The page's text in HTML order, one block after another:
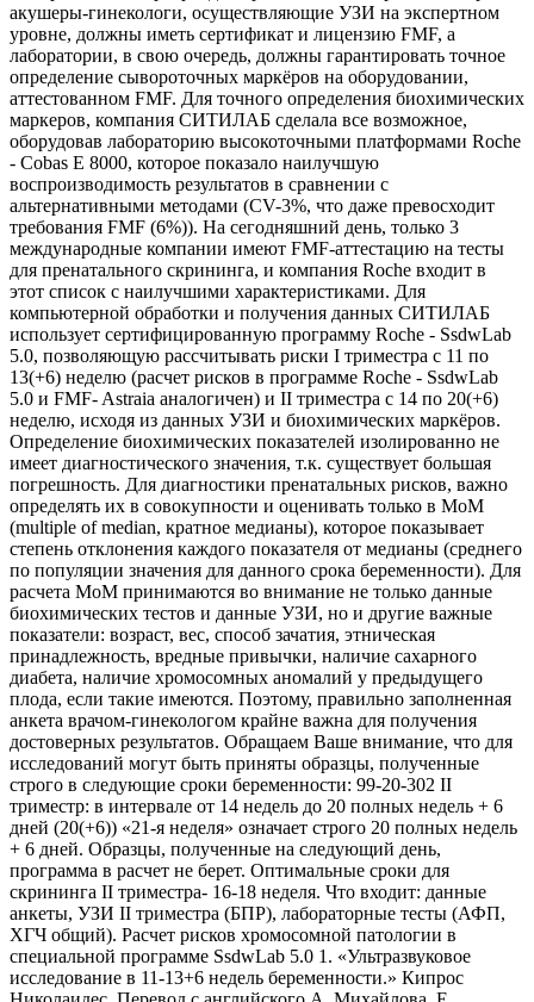
акушеры-гинекологи, осуществляющие УЗИ на экспертном
уровне, должны иметь сертификат и лицензию FMF, а
лаборатории, в свою очередь, должны гарантировать точное
определение сывороточных маркёров на оборудовании,
аттестованном FMF. Для точного определения биохимических
маркеров, компания СИТИЛАБ сделала все возможное,
оборудовав лабораторию высокоточными платформами Roche
- Cobas Е 8000, которое показало наилучшую
воспроизводимость результатов в сравнении с
альтернативными методами (CV-3%, что даже превосходит
требования FMF (6%)). На сегодняшний день, только 3
международные компании имеют FMF-аттестацию на тесты
для пренатального скрининга, и компания Roche входит в
этот список с наилучшими характеристиками. Для
компьютерной обработки и получения данных СИТИЛАБ
использует сертифицированную программу Roche - SsdwLab
5.0, позволяющую рассчитывать риски I триместра с 11 по
13(+6) неделю (расчет рисков в программе Roche - SsdwLab
5.0 и FMF- Astraia аналогичен) и II триместра с 14 по 20(+6)
неделю, исходя из данных УЗИ и биохимических маркёров.
Определение биохимических показателей изолированно не
имеет диагностического значения, т.к. существует большая
погрешность. Для диагностики пренатальных рисков, важно
определять их в совокупности и оценивать только в MoM
(multiple of median, кратное медианы), которое показывает
степень отклонения каждого показателя от медианы (среднего
по популяции значения для данного срока беременности). Для
расчета MoM принимаются во внимание не только данные
биохимических тестов и данные УЗИ, но и другие важные
показатели: возраст, вес, способ зачатия, этническая
принадлежность, вредные привычки, наличие сахарного
диабета, наличие хромосомных аномалий у предыдущего
плода, если такие имеются. Поэтому, правильно заполненная
анкета врачом-гинекологом крайне важна для получения
достоверных результатов. Обращаем Ваше внимание, что для
исследований могут быть приняты образцы, полученные
строго в следующие сроки беременности: 99-20-302 II
триместр: в интервале от 14 недель до 20 полных недель + 6
дней (20(+6)) «21-я неделя» означает строго 20 полных недель
+ 6 дней. Образцы, полученные на следующий день,
программа в расчет не берет. Оптимальные сроки для
скрининга II триместра- 16-18 неделя. Что входит: данные
анкеты, УЗИ II триместра (БПР), лабораторные тесты (АФП,
ХГЧ общий). Расчет рисков хромосомной патологии в
специальной программе SsdwLab 5.0 1. «Ультразвуковое
исследование в 11-13+6 недель беременности.» Кипрос